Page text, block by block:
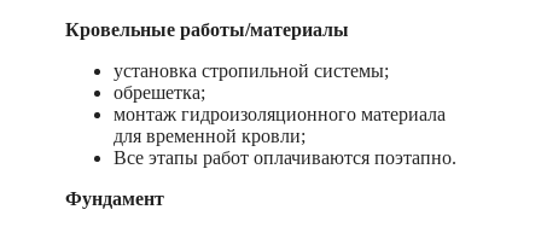
Кровельные работы/материалы
установка стропильной системы;
обрешетка;
монтаж гидроизоляционного материала
для временной кровли;
Все этапы работ оплачиваются поэтапно.
Фундамент